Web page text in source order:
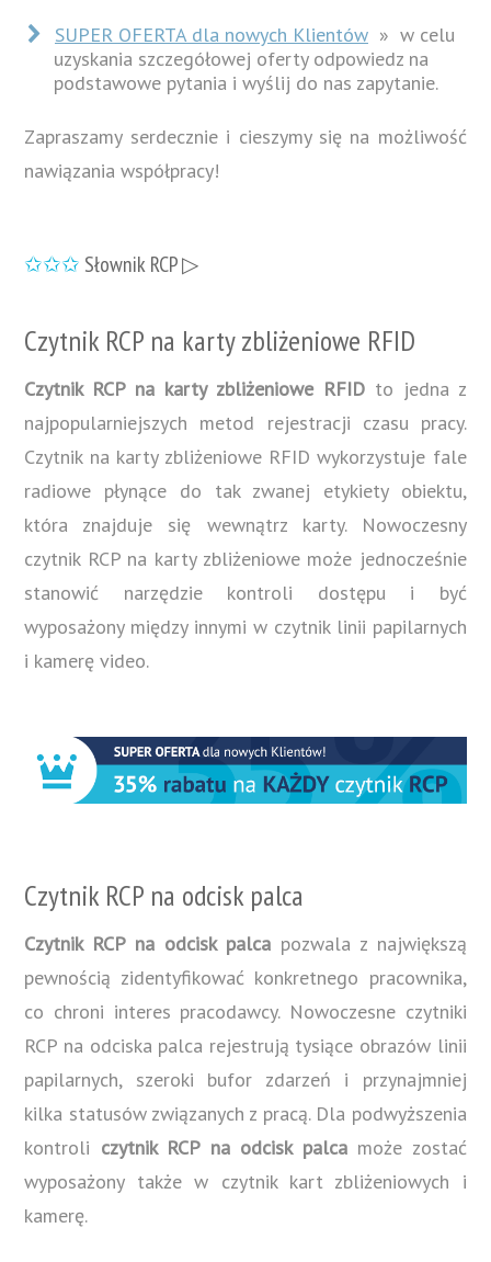
SUPER OFERTA dla nowych Klientów » w celu
uzyskania szczegółowej oferty odpowiedz na
podstawowe pytania i wyślij do nas zapytanie.
Zapraszamy serdecznie i cieszymy się na możliwość
nawiązania współpracy!
✩✩✩ Słownik RCP ▷
Czytnik RCP na karty zbliżeniowe RFID
Czytnik RCP na karty zbliżeniowe RFIDto jedna z
najpopularniejszych metod rejestracji czasu pracy.
Czytnik na karty zbliżeniowe RFID wykorzystuje fale
radiowe płynące do tak zwanej etykiety obiektu,
która znajduje się wewnątrz karty. Nowoczesny
czytnik RCP na karty zbliżeniowe może jednocześnie
stanowić narzędzie kontroli dostępu i być
wyposażony między innymi w czytnik linii papilarnych
i kamerę video.
Czytnik RCP na odcisk palca
Czytnik RCP na odcisk palcapozwala z największą
pewnością zidentyfikować konkretnego pracownika,
co chroni interes pracodawcy. Nowoczesne czytniki
RCP na odciska palca rejestrują tysiące obrazów linii
papilarnych, szeroki bufor zdarzeń i przynajmniej
kilka statusów związanych z pracą. Dla podwyższenia
kontroli czytnik RCP na odcisk palcamoże zostać
wyposażony także w czytnik kart zbliżeniowych i
kamerę.